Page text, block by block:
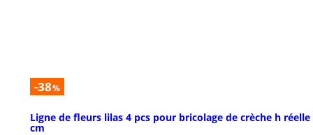
-38%
Ligne de fleurs lilas 4 pcs pour bricolage de crèche h réelle
cm